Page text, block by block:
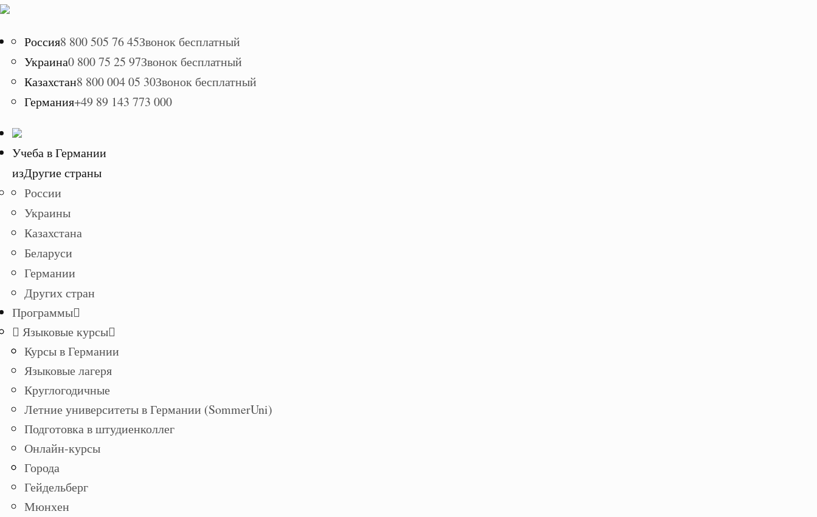
Россия8 800 505 76 45Звонок бесплатный
Украина0 800 75 25 97Звонок бесплатный
Казахстан8 800 004 05 30Звонок бесплатный
Германия+49 89 143 773 000
Учеба в Германии
изДругие страны
России
Украины
Казахстана
Беларуси
Германии
Других стран
Программы
Языковые курсы
Курсы в Германии
Языковые лагеря
Круглогодичные
Летние университеты в Германии (SommerUni)
Подготовка в штудиенколлег
Онлайн-курсы
Города
Гейдельберг
Мюнхен